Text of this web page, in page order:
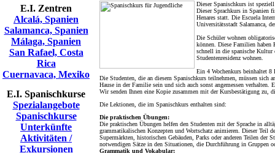
E.I. Zentren
Alcalá, Spanien
Salamanca, Spanien
Málaga, Spanien
San Rafael, Costa
Rica
Cuernavaca, Mexiko
E.I. Spanischkurse
Spezialangebote
Spanischkurse
Unterkünfte
Aktivitäten /
Exkursionen
Dieser Spanischkurs ist
Dieser Sprachkurs in Spanien
Henares statt. Die Escuela
Universitätsstadt Salamanca,
Die Schüler wohnen
können. Diese Familien
schnell in die spanische Kultur
Studentenresidenz wohnen.
Ein 4 Wochenkurs beinhaltet
Die Studenten, die an diesem Spanischkurs teilnehmen, müssen sich
Hause in der Familie sein und sich auch sonst angemessen
Wir senden Ihnen eine Kopie zusammen mit der Kursbestätigung zu,
Die Lektionen, die im Spanischkurs enthalten sind:
Die praktischen Übungen:
Die praktischen Übungen helfen den Studenten mit der Sprache in
grammatikalischen Konzepten und Wortschatz animieren. Dieser Teil
Supermärkten, historischen Gebäuden, Parks oder anderen Teilen der
notwendigen Sätze in den Situationen, die Durchführung in Gruppen
Grammatik und Vokabular: